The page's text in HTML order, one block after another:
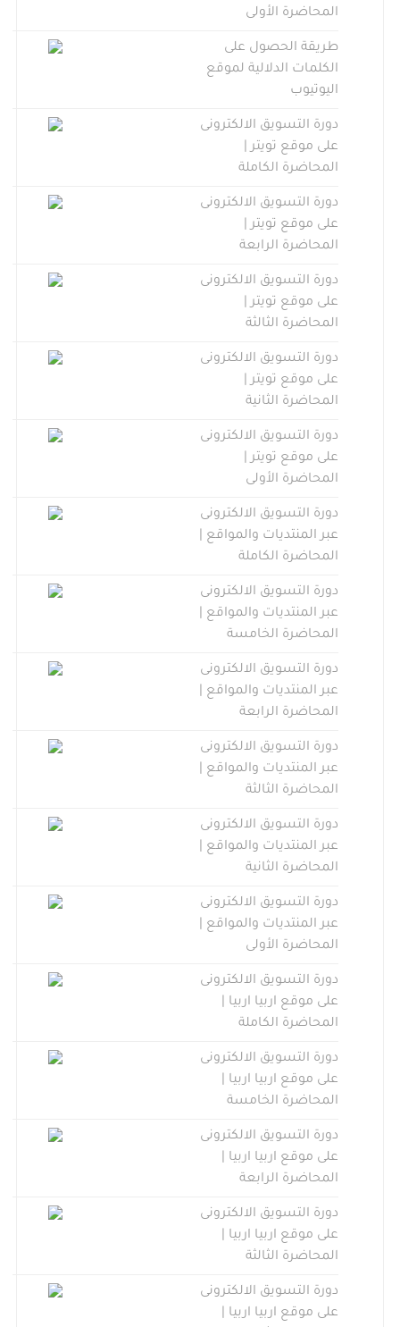
المحاضرة الأولى
طريقة الحصول على
الكلمات الدلالية لموقع
اليوتيوب
دورة التسويق الالكترونى
على موقع تويتر |
المحاضرة الكاملة
دورة التسويق الالكترونى
على موقع تويتر |
المحاضرة الرابعة
دورة التسويق الالكترونى
على موقع تويتر |
المحاضرة الثالثة
دورة التسويق الالكترونى
على موقع تويتر |
المحاضرة الثانية
دورة التسويق الالكترونى
على موقع تويتر |
المحاضرة الأولى
دورة التسويق الالكترونى
عبر المنتديات والمواقع |
المحاضرة الكاملة
دورة التسويق الالكترونى
عبر المنتديات والمواقع |
المحاضرة الخامسة
دورة التسويق الالكترونى
عبر المنتديات والمواقع |
المحاضرة الرابعة
دورة التسويق الالكترونى
عبر المنتديات والمواقع |
المحاضرة الثالثة
دورة التسويق الالكترونى
عبر المنتديات والمواقع |
المحاضرة الثانية
دورة التسويق الالكترونى
عبر المنتديات والمواقع |
المحاضرة الأولى
دورة التسويق الالكترونى
على موقع اربيا اربيا |
المحاضرة الكاملة
دورة التسويق الالكترونى
على موقع اربيا اربيا |
المحاضرة الخامسة
دورة التسويق الالكترونى
على موقع اربيا اربيا |
المحاضرة الرابعة
دورة التسويق الالكترونى
على موقع اربيا اربيا |
المحاضرة الثالثة
دورة التسويق الالكترونى
على موقع اربيا اربيا |